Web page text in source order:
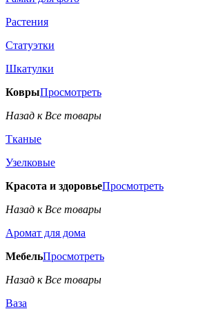
Растения
Статуэтки
Шкатулки
КоврыПросмотреть
Назад к Все товары
Тканые
Узелковые
Красота и здоровьеПросмотреть
Назад к Все товары
Аромат для дома
МебельПросмотреть
Назад к Все товары
Ваза